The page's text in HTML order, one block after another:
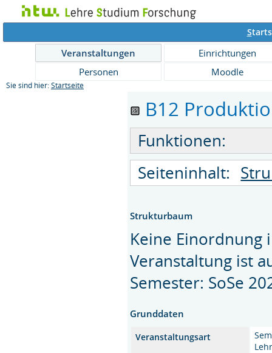
S
Veranstaltungen
Einrichtungen
Personen
Moodle
Sie sind hier: Startseite
B12
Funktionen:
Seiteninhalt:
Strukturbaum
Keine Einordnung
Veranstaltung ist
Semester: SoSe
Grunddaten
Veranstaltungsart